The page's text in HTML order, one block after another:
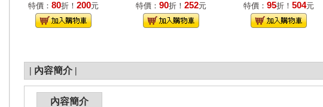
特價： 80折！ 200元
特價： 90折！ 252元
特價： 95折！ 504元
| 內容簡介 |
內容簡介